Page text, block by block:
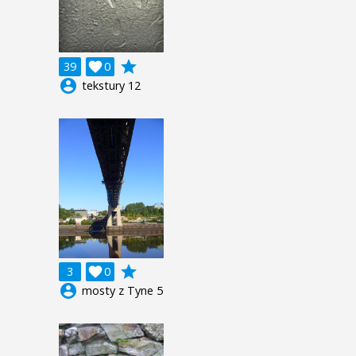
39 0

grade
account_circle tekstury 12
3 0

grade
account_circle mosty z Tyne 5